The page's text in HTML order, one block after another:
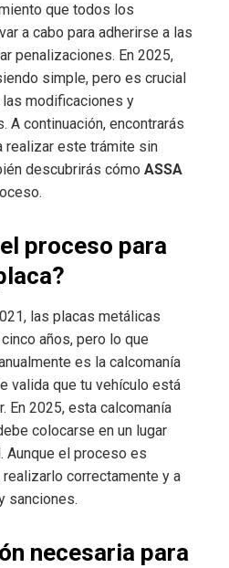
que todos los
a cabo para adherirse a las
penalizaciones. En 2025,
simple, pero es crucial
modificaciones y
A continuación, encontrarás
realizar este trámite sin
descubrirás cómo ASSA
proceso para
las placas metálicas
años, pero lo que
es la calcomanía
valida que tu vehículo está
En 2025, esta calcomanía
colocarse en un lugar
Aunque el proceso es
correctamente y a
sanciones.
necesaria para